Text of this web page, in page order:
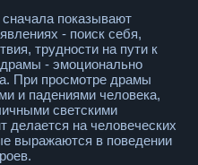
показывают
- поиск себя,
трудности на пути к
- эмоционально
При просмотре драмы
и падениями человека,
светскими
делается на человеческих
выражаются в поведении